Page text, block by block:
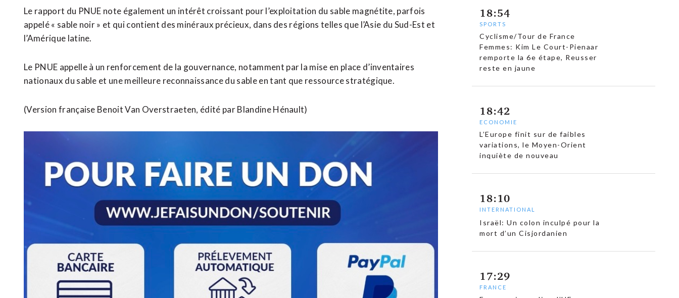
Le rapport du PNUE note également un intérêt croissant pour l’exploitation du sable magnétite, parfois
appelé « sable noir » et qui contient des minéraux précieux, dans des régions telles que l’Asie du Sud-Est et
l’Amérique latine.
Le PNUE appelle à un renforcement de la gouvernance, notamment par la mise en place d’inventaires
nationaux du sable et une meilleure reconnaissance du sable en tant que ressource stratégique.
(Version française Benoit Van Overstraeten, édité par Blandine Hénault)
18:54
SPORTS
Cyclisme/Tour de France
Femmes: Kim Le Court-Pienaar
remporte la 6e étape, Reusser
reste en jaune
18:42
ECONOMIE
L’Europe finit sur de faibles
variations, le Moyen-Orient
inquiète de nouveau
18:10
INTERNATIONAL
Israël: Un colon inculpé pour la
mort d’un Cisjordanien
17:29
FRANCE